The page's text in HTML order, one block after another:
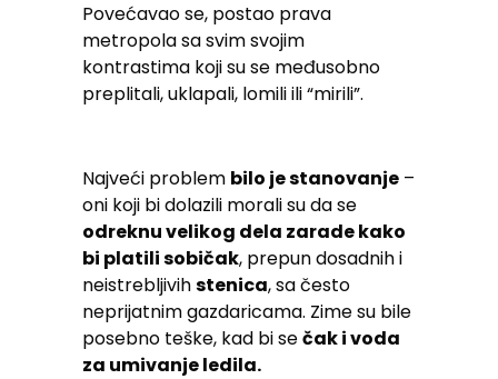
Povećavao se, postao prava
metropola sa svim svojim
kontrastima koji su se međusobno
preplitali, uklapali, lomili ili “mirili”.
Najveći problem bilo je stanovanje –
oni koji bi dolazili morali su da se
odreknu velikog dela zarade kako
bi platili sobičak, prepun dosadnih i
neistrebljivihstenica, sa često
neprijatnim gazdaricama. Zime su bile
posebno teške, kad bi sečak i voda
za umivanje ledila.